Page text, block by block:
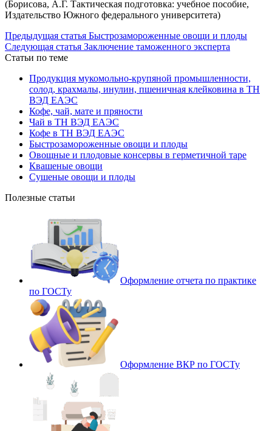
(Борисова, А.Г. Тактическая подготовка: учебное пособие,
Издательство Южного федерального университета)
Предыдущая статья Быстрозамороженные овощи и плоды
Следующая статья Заключение таможенного эксперта
Статьи по теме
Продукция мукомольно-крупяной промышленности,
солод, крахмалы, инулин, пшеничная клейковина в ТН
ВЭД ЕАЭС
Кофе, чай, мате и пряности
Чай в ТН ВЭД ЕАЭС
Кофе в ТН ВЭД ЕАЭС
Быстрозамороженные овощи и плоды
Овощные и плодовые консервы в герметичной таре
Квашеные овощи
Сушеные овощи и плоды
Полезные статьи
Оформление отчета по практике
по ГОСТу
Оформление ВКР по ГОСТу